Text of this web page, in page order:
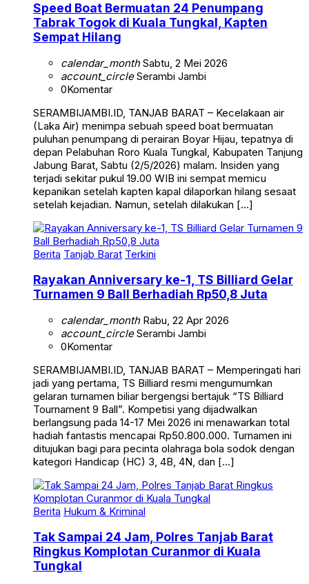
Speed Boat Bermuatan 24 Penumpang
Tabrak Togok di Kuala Tungkal, Kapten
Sempat Hilang
calendar_monthSabtu, 2 Mei 2026
account_circleSerambi Jambi
0Komentar
SERAMBIJAMBI.ID, TANJAB BARAT – Kecelakaan air
(Laka Air) menimpa sebuah speed boat bermuatan
puluhan penumpang di perairan Boyar Hijau, tepatnya di
depan Pelabuhan Roro Kuala Tungkal, Kabupaten Tanjung
Jabung Barat, Sabtu (2/5/2026) malam. Insiden yang
terjadi sekitar pukul 19.00 WIB ini sempat memicu
kepanikan setelah kapten kapal dilaporkan hilang sesaat
setelah kejadian. Namun, setelah dilakukan […]
Berita Tanjab Barat Terkini
Rayakan Anniversary ke-1, TS Billiard Gelar
Turnamen 9 Ball Berhadiah Rp50,8 Juta
calendar_monthRabu, 22 Apr 2026
account_circleSerambi Jambi
0Komentar
SERAMBIJAMBI.ID, TANJAB BARAT – Memperingati hari
jadi yang pertama, TS Billiard resmi mengumumkan
gelaran turnamen biliar bergengsi bertajuk “TS Billiard
Tournament 9 Ball”. Kompetisi yang dijadwalkan
berlangsung pada 14-17 Mei 2026 ini menawarkan total
hadiah fantastis mencapai Rp50.800.000. Turnamen ini
ditujukan bagi para pecinta olahraga bola sodok dengan
kategori Handicap (HC) 3, 4B, 4N, dan […]
Berita Hukum & Kriminal
Tak Sampai 24 Jam, Polres Tanjab Barat
Ringkus Komplotan Curanmor di Kuala
Tungkal